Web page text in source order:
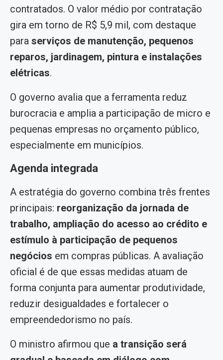
contratados. O valor médio por contratação
gira em torno de R$ 5,9 mil, com destaque
para serviços de manutenção, pequenos
reparos, jardinagem, pintura e instalações
elétricas.
O governo avalia que a ferramenta reduz
burocracia e amplia a participação de micro e
pequenas empresas no orçamento público,
especialmente em municípios.
Agenda integrada
A estratégia do governo combina três frentes
principais: reorganização da jornada de
trabalho, ampliação do acesso ao crédito e
estímulo à participação de pequenos
negócios em compras públicas. A avaliação
oficial é de que essas medidas atuam de
forma conjunta para aumentar produtividade,
reduzir desigualdades e fortalecer o
empreendedorismo no país.
O ministro afirmou que a transição será